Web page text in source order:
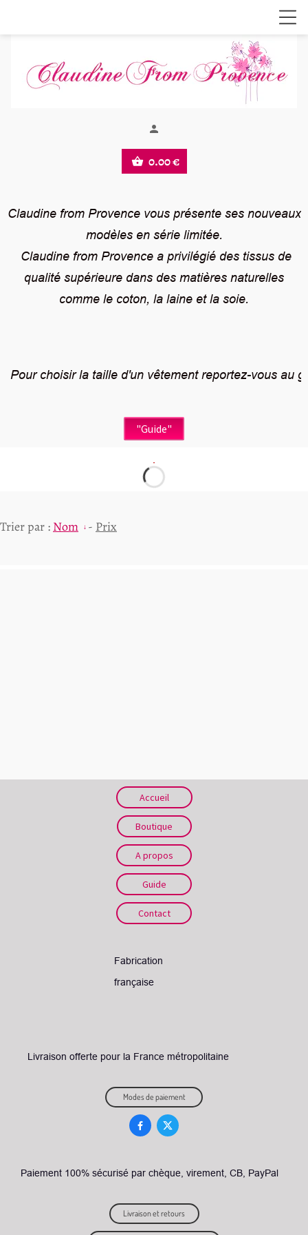
person
shopping_basket 0.00 €
Claudine from Provence vous présente ses nouveaux
modèles en série limitée.
Claudine from Provence a privilégié des tissus de
qualité supérieure dans des matières naturelles
comme le coton, la laine et la soie.
Pour choisir la taille d'un vêtement reportez-vous au
"Guide"
Trier par : Nom - Prix
Accueil
Boutique
A propos
Guide
Contact
Fabrication
française
L ivraison offerte pour la France métropolitaine
Modes de paiement
 
Paiement 100% sécurisé par chèque, virement, CB, PayPal
Livraison et retours